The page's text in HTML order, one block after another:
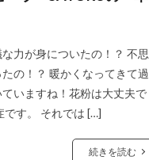
力が身についたの！？ 不思
の！？ 暖かくなってきて過
いますね！花粉は大丈夫で
です。 それでは […]
続きを読む